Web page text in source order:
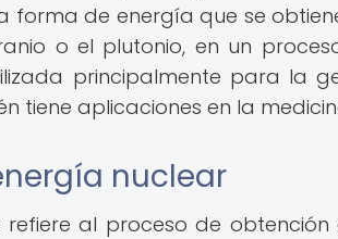
forma de energía que se
o el plutonio, en un
principalmente para la
tiene aplicaciones en la
nuclear
refiere al proceso de